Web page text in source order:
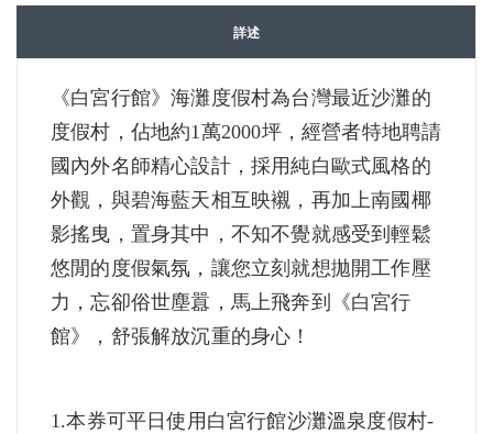
詳述
《白宮行館》海灘度假村為台灣最近沙灘的
度假村，佔地約1萬2000坪，經營者特地聘請
國內外名師精心設計，採用純白歐式風格的
外觀，與碧海藍天相互映襯，再加上南國椰
影搖曳，置身其中，不知不覺就感受到輕鬆
悠閒的度假氣氛，讓您立刻就想拋開工作壓
力，忘卻俗世塵囂，馬上飛奔到《白宮行
館》，舒張解放沉重的身心！
1.本券可平日使用白宮行館沙灘溫泉度假村-